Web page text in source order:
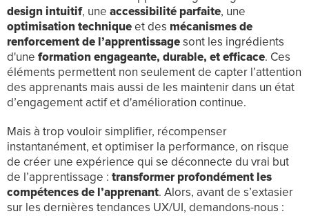
design intuitif, une accessibilité parfaite, une
optimisation technique et des mécanismes de
renforcement de l’apprentissage sont les ingrédients
d'une formation engageante, durable, et efficace. Ces
éléments permettent non seulement de capter l’attention
des apprenants mais aussi de les maintenir dans un état
d’engagement actif et d'amélioration continue.
Mais à trop vouloir simplifier, récompenser
instantanément, et optimiser la performance, on risque
de créer une expérience qui se déconnecte du vrai but
de l’apprentissage : transformer profondément les
compétences de l’apprenant. Alors, avant de s’extasier
sur les dernières tendances UX/UI, demandons-nous :